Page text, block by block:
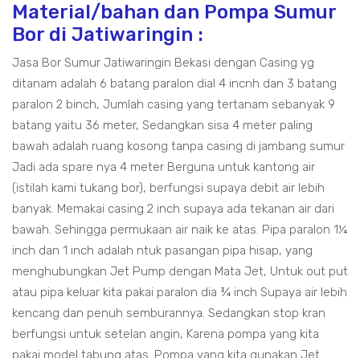
Material/bahan dan Pompa Sumur
Bor di Jatiwaringin :
Jasa Bor Sumur Jatiwaringin Bekasi dengan Casing yg
ditanam adalah 6 batang paralon dial 4 incnh dan 3 batang
paralon 2 binch, Jumlah casing yang tertanam sebanyak 9
batang yaitu 36 meter, Sedangkan sisa 4 meter paling
bawah adalah ruang kosong tanpa casing di jambang sumur
Jadi ada spare nya 4 meter Berguna untuk kantong air
(istilah kami tukang bor), berfungsi supaya debit air lebih
banyak. Memakai casing 2 inch supaya ada tekanan air dari
bawah. Sehingga permukaan air naik ke atas. Pipa paralon 1¼
inch dan 1 inch adalah ntuk pasangan pipa hisap, yang
menghubungkan Jet Pump dengan Mata Jet, Untuk out put
atau pipa keluar kita pakai paralon dia ¾ inch Supaya air lebih
kencang dan penuh semburannya. Sedangkan stop kran
berfungsi untuk setelan angin, Karena pompa yang kita
pakai model tabung atas. Pompa yang kita gunakan Jet